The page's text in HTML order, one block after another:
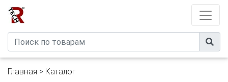
Главная > Каталог